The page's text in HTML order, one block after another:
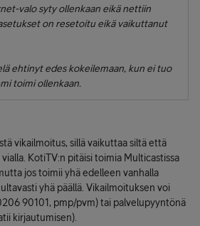
valo syty ollenkaan eikä nettiin
on resetoitu eikä vaikuttanut
ehtinyt edes kokeilemaan, kun ei tuo
toimi ollenkaan.
vikailmoitus, sillä vaikuttaa siltä että
KotiTV:n pitäisi toimia Multicastissa
jos toimii yhä edelleen vanhalla
yhä päällä. Vikailmoituksen voi
90101, pmp/pvm) tai palvelupyyntönä
kirjautumisen).